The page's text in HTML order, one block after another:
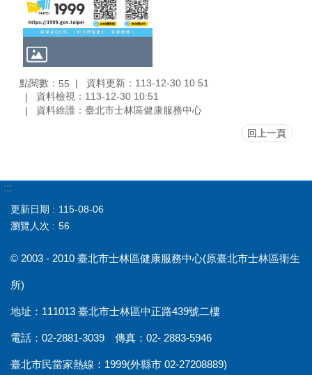
點閱數： 55
資料更新：113-12-30 10:51
資料檢視：113-12-30 10:51
資料維護：臺北市士林區健康服務中心
回上一頁
:::
更新日期
115-08-06
瀏覽人次
56
© 2003 - 2010 臺北市士林區健康服務中心(原臺北市士林區衛生
所)
地址：111013 臺北市士林區中正路439號二樓
電話：02-2881-3039 傳真：02- 2883-5946
臺北市民當家熱線：1999(外縣市 02-27208889)